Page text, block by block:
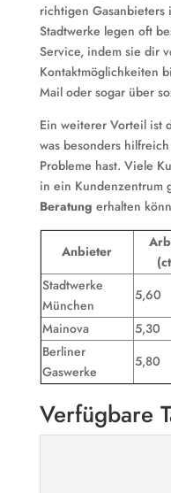
richtigen Gasanbieters
Stadtwerke legen oft
Service, indem sie dir
Kontaktmöglichkeiten
Mail oder sogar über
Ein weiterer Vorteil ist
was besonders
Probleme hast. Viele
in ein Kundenzentrum
Beratung erhalten
Anbieter
Stadtwerke
München
5,60
Mainova
5,30
Berliner
Gaswerke
5,80
Verfügbare